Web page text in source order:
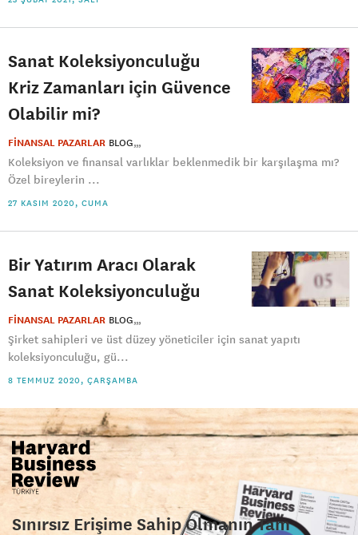
Sanat Koleksiyonculuğu
Kriz Zamanları için Güvence
Olabilir mi?
FİNANSAL PAZARLAR BLOG
Koleksiyon ve finansal varlıklar beklenmedik bir karşılaşma mı?
Özel bireylerin ...
27 KASIM 2020, CUMA
Bir Yatırım Aracı Olarak
Sanat Koleksiyonculuğu
FİNANSAL PAZARLAR BLOG
Şirket sahipleri ve üst düzey yöneticiler için sanat yapıtı
koleksiyonculuğu, gü...
8 TEMMUZ 2020, ÇARŞAMBA
Sınırsız Erişime Sahip Olmanın Tam